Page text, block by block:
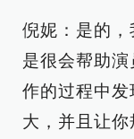
倪妮：是的
是很会帮助
作的过程中
大，并且让